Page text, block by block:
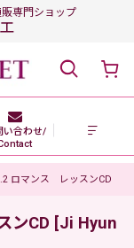
専門ショップ
い合わせ/
ロマンス レッスンCD
ンCD [Ji Hyun